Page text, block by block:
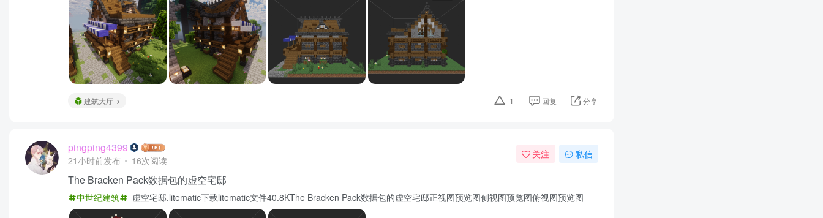
建筑大厅 1 回复 分享
pingping4399
21小时前发布 16次阅读
关注 私信
The Bracken Pack数据包的虚空宅邸
中世纪建筑 虚空宅邸.litematic下载litematic文件40.8KThe Bracken Pack数据包的虚空宅邸正视图预览图侧视图预览图俯视图预览图